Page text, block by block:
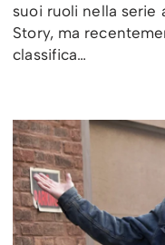
suoi ruoli nella serie
Story, ma
classifica…